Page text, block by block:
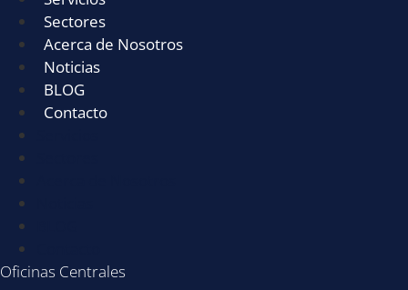
Sectores
Acerca de Nosotros
Noticias
BLOG
Contacto
Oficinas Centrales